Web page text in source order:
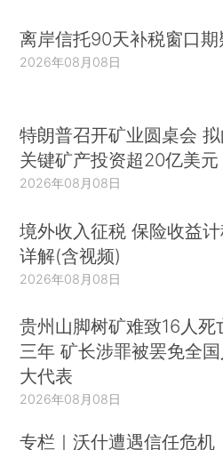
离岸信托90天补税窗口期
2026年08月08日
特朗普召开矿业圆桌会 拟
关键矿产投资超20亿美元
2026年08月08日
境外收入征税 保险收益
详解(含视频)
2026年08月08日
贵州山脚树矿难致16人死
三年 矿长涉罪被罢免全国
大代表
2026年08月08日
专栏｜沃什遭遇信任危机